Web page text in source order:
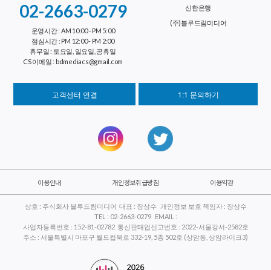
02-2663-0279
운영시간 : AM 10:00 - PM 5:00
점심시간 : PM 12:00 - PM 2:00
휴무일 : 토요일, 일요일, 공휴일
CS 이메일 : bdmediacs@gmail.com
신한은행
(주)블루드림미디어
고객센터 연결 1:1 문의하기
이용안내 개인정보취급방침 이용약관
상호 : 주식회사 블루드림미디어 대표 : 장상수 개인정보 보호 책임자 : 장상수
TEL : 02-2663-0279 EMAIL :
사업자등록번호 : 152-81-02782 통신판매업신고번호 : 2022-서울강서-2582호
주소 : 서울특별시 마포구 월드컵북로 332-19, 5층 502호 (상암동, 상암라이크3)